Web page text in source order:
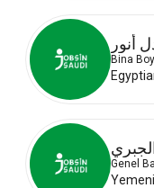
أنور
Bina
Genel
Yemeni